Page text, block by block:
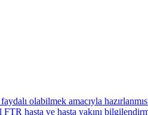
olabilmek amacıyla
hasta ve hasta yakını